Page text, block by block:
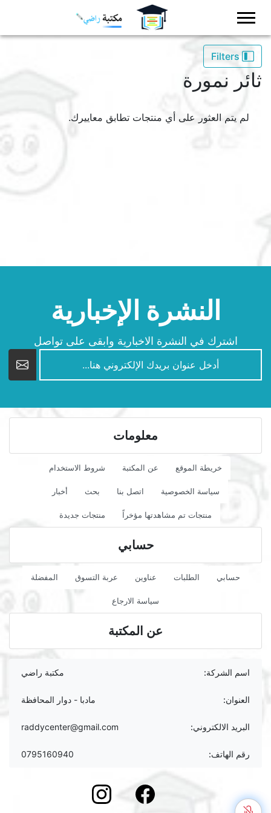
ثائر نمورة
لم يتم العثور على أي منتجات تطابق معاييرك.
النشرة الإخبارية
اشترك في النشرة الاخبارية وابقى على تواصل
newsletter
معلومات
خريطة الموقع عن المكتبة شروط الاستخدام
سياسة الخصوصية اتصل بنا بحث أخبار
منتجات تم مشاهدتها مؤخراً منتجات جديدة
حسابي
حسابي الطلبات عناوين عربة التسوق المفضلة
سياسة الارجاع
عن المكتبة
اسم الشركة: مكتبة راضي
العنوان: مادبا - دوار المحافظة
البريد الالكتروني: raddycenter@gmail.com
رقم الهاتف: 0795160940
Facebook
instagram